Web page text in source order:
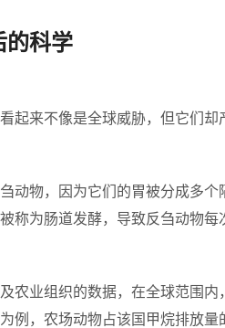
的科学
起来不像是全球威胁，但它们却
动物，因为它们的胃被分成多
称为肠道发酵，导致反刍动物
农业组织的数据，在全球范围内
例，农场动物占该国甲烷排放量